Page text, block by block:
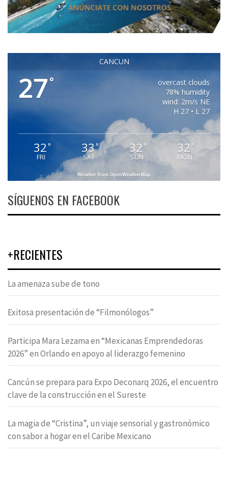
CANCUN
27°
overcast clouds
78% humidity
wind: 2m/s NE
H 27 • L 27
32°
FRI
33°
SAT
32 °
SUN
32 °
MON
Weather from OpenWeatherMap
SÍGUENOS EN FACEBOOK
+RECIENTES
La amenaza sube de tono
Exitosa presentación de “Filmonólogos”
Participa Mara Lezama en “Mexicanas Emprendedoras
2026” en Orlando en apoyo al liderazgo femenino
Cancún se prepara para Expo Deconarq 2026, el encuentro
clave de la construcción en el Sureste
La magia de “Cristina”, un viaje sensorial y gastronómico
con sabor a hogar en el Caribe Mexicano